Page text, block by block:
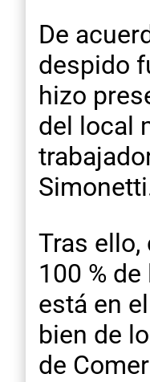
De
despido
hizo
del local
Tras
100 %
está en
bien de
de